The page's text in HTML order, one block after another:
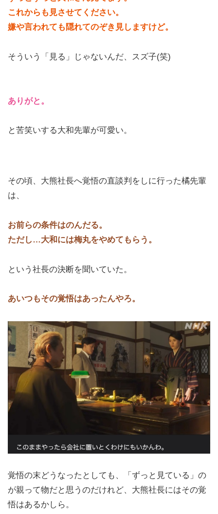
これからも見させてください。
嫌や言われても隠れてのぞき見しますけど。
そういう「見る」じゃないんだ、スズ子(笑)
ありがと。
と苦笑いする大和先輩が可愛い。
その頃、大熊社長へ覚悟の直談判をしに行った橘先輩
は、
お前らの条件はのんだる。
ただし…大和には梅丸をやめてもらう。
という社長の決断を聞いていた。
あいつもその覚悟はあったんやろ。
覚悟の末どうなったとしても、「ずっと見ている」の
が親って物だと思うのだけれど、大熊社長にはその覚
悟はあるかしら。